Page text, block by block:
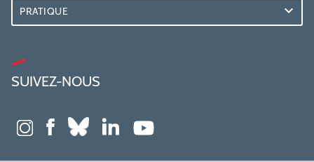
PRATIQUE
SUIVEZ-NOUS